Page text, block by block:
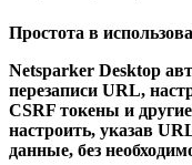
Простота в
Netsparker Desktop
перезаписи URL,
CSRF токены и
настроить, указав
данные, без